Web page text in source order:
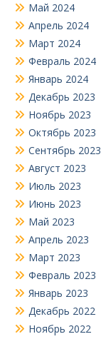
Май 2024
Апрель 2024
Март 2024
Февраль 2024
Январь 2024
Декабрь 2023
Ноябрь 2023
Октябрь 2023
Сентябрь 2023
Август 2023
Июль 2023
Июнь 2023
Май 2023
Апрель 2023
Март 2023
Февраль 2023
Январь 2023
Декабрь 2022
Ноябрь 2022